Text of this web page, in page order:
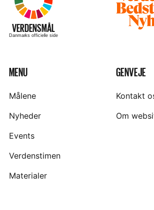
VERDENSMÅL
–
Danmarks officielle side
Besøg
MENU
Målene
Nyheder
Events
Verdenstimen
Materialer
GENVEJE
Kontakt
Om